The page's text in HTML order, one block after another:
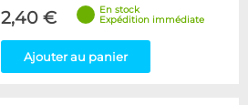
2,40 €
En stock
Expédition immédiate
Ajouter au panier